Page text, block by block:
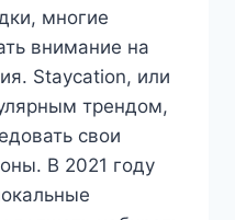
многие
внимание на
Staycation, или
трендом,
свои
В 2021 году